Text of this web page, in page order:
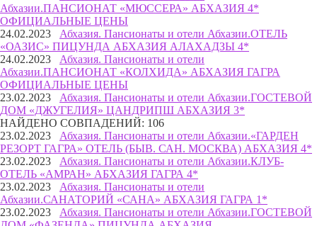
Абхазии.ПАНСИОНАТ «МЮССЕРА» АБХАЗИЯ 4*
ОФИЦИАЛЬНЫЕ ЦЕНЫ
24.02.2023 Абхазия. Пансионаты и отели Абхазии.ОТЕЛЬ
«ОАЗИС» ПИЦУНДА АБХАЗИЯ АЛАХАДЗЫ 4*
24.02.2023 Абхазия. Пансионаты и отели
Абхазии.ПАНСИОНАТ «КОЛХИДА» АБХАЗИЯ ГАГРА
ОФИЦИАЛЬНЫЕ ЦЕНЫ
23.02.2023 Абхазия. Пансионаты и отели Абхазии.ГОСТЕВОЙ
ДОМ «ДЖУГЕЛИЯ» ЦАНДРИПШ АБХАЗИЯ 3*
НАЙДЕНО СОВПАДЕНИЙ: 106
23.02.2023 Абхазия. Пансионаты и отели Абхазии.«ГАРДЕН
РЕЗОРТ ГАГРА» ОТЕЛЬ (БЫВ. САН. МОСКВА) АБХАЗИЯ 4*
23.02.2023 Абхазия. Пансионаты и отели Абхазии.КЛУБ-
ОТЕЛЬ «АМРАН» АБХАЗИЯ ГАГРА 4*
23.02.2023 Абхазия. Пансионаты и отели
Абхазии.САНАТОРИЙ «САНА» АБХАЗИЯ ГАГРА 1*
23.02.2023 Абхазия. Пансионаты и отели Абхазии.ГОСТЕВОЙ